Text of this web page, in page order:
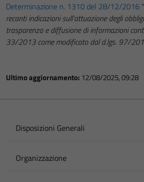
Determinazione n. 1310 del 28/12/2016 "
recanti indicazioni sull’attuazione degli
trasparenza e diffusione di informazioni
33/2013 come modificato dal d.lgs. 97/
Ultimo aggiornamento: 12/08/2025, 09:28
Disposizioni Generali
Organizzazione